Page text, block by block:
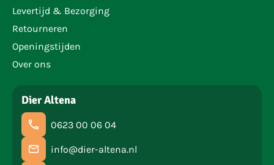
Levertijd & Bezorging
Retourneren
Openingstijden
Over ons
Dier Altena
0623 00 06 04
info@dier-altena.nl